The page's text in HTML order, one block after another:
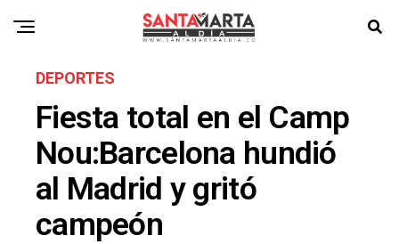
DEPORTES
Fiesta total en el Camp
Nou:Barcelona hundió
al Madrid у gritó
campeón